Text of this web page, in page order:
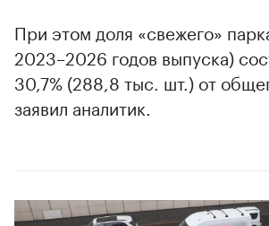
При этом доля «свежего»
2023–2026 годов выпуска)
30,7% (288,8 тыс. шт.) от
заявил аналитик.